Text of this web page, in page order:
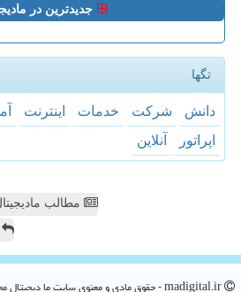
جدیدترین در
تگها
دانش شركت خدمات اینترنت
اپراتور
آنلاین
مطالب